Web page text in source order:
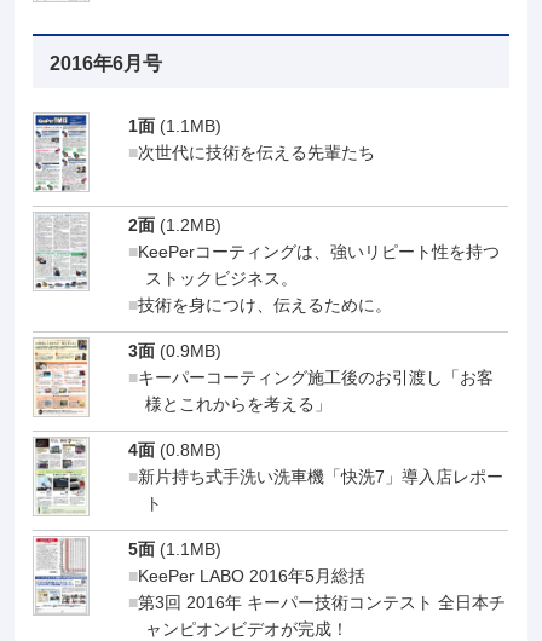
2016年6月号
1面 (1.1MB)
次世代に技術を伝える先輩たち
2面 (1.2MB)
KeePerコーティングは、強いリピート性を持つ
ストックビジネス。
技術を身につけ、伝えるために。
3面 (0.9MB)
キーパーコーティング施工後のお引渡し「お客
様とこれからを考える」
4面 (0.8MB)
新片持ち式手洗い洗車機「快洗7」導入店レポー
ト
5面 (1.1MB)
KeePer LABO 2016年5月総括
第3回 2016年 キーパー技術コンテスト 全日本チ
ャンピオンビデオが完成！